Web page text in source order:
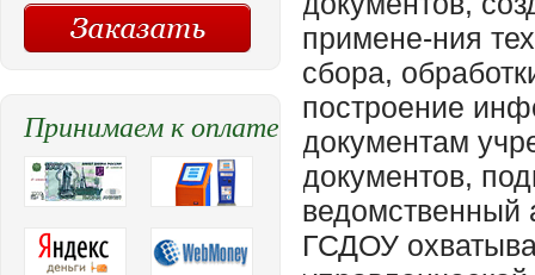
примене-ния
сбора,
построение
документам
документов,
ведомственный
ГСДОУ
Принимаем к оплате